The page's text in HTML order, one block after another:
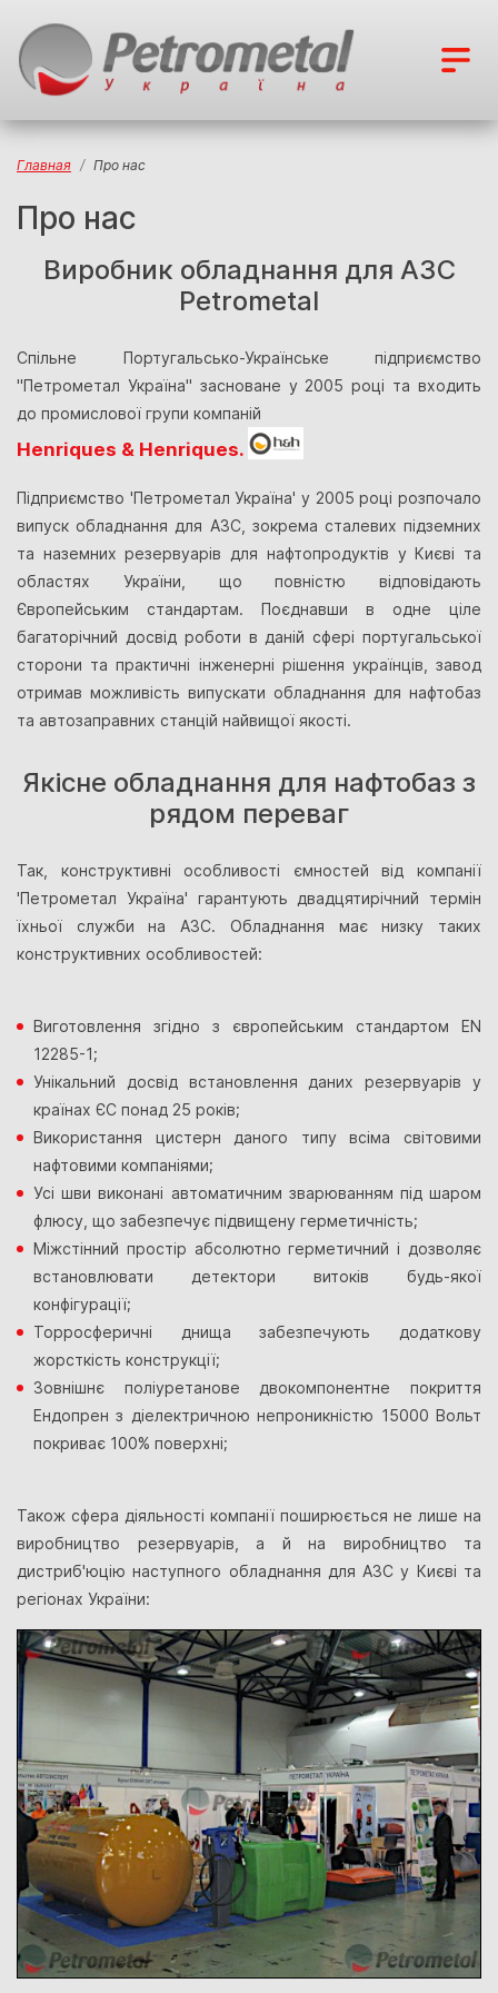
Главная Про нас
Про нас
Виробник обладнання для АЗС
Petrometal
Спільне Португальсько-Українське підприємство
"Петрометал Україна" засноване у 2005 році та входить
до промислової групи компаній
Henriques & Henriques.
Підприємство 'Петрометал Україна' у 2005 році розпочало
випуск обладнання для АЗС, зокрема сталевих підземних
та наземних резервуарів для нафтопродуктів у Києві та
областях України, що повністю відповідають
Європейським стандартам. Поєднавши в одне ціле
багаторічний досвід роботи в даній сфері португальської
сторони та практичні інженерні рішення українців, завод
отримав можливість випускати обладнання для нафтобаз
та автозаправних станцій найвищої якості.
Якісне обладнання для нафтобаз з
рядом переваг
Так, конструктивні особливості ємностей від компанії
'Петрометал Україна' гарантують двадцятирічний термін
їхньої служби на АЗС. Обладнання має низку таких
конструктивних особливостей:
Виготовлення згідно з європейським стандартом EN
12285-1;
Унікальний досвід встановлення даних резервуарів у
країнах ЄС понад 25 років;
Використання цистерн даного типу всіма світовими
нафтовими компаніями;
Усі шви виконані автоматичним зварюванням під шаром
флюсу, що забезпечує підвищену герметичність;
Міжстінний простір абсолютно герметичний і дозволяє
встановлювати детектори витоків будь-якої
конфігурації;
Торросферичні днища забезпечують додаткову
жорсткість конструкції;
Зовнішнє поліуретанове двокомпонентне покриття
Ендопрен з діелектричною непроникністю 15000 Вольт
покриває 100% поверхні;
Також сфера діяльності компанії поширюється не лише на
виробництво резервуарів, а й на виробництво та
дистриб'юцію наступного обладнання для АЗС у Києві та
регіонах України: